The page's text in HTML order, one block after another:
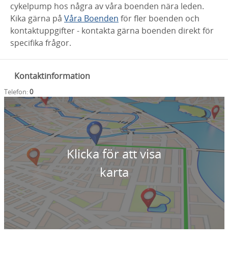
cykelpump hos några av våra boenden nära leden.
Kika gärna på Våra Boenden för fler boenden och
kontaktuppgifter - kontakta gärna boenden direkt för
specifika frågor.
Kontaktinformation
Telefon:0
Klicka för att visa
karta